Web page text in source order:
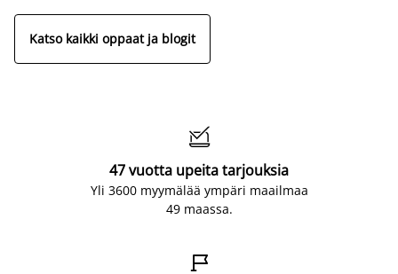
Katso kaikki oppaat ja blogit

47 vuotta upeita tarjouksia
Yli 3600 myymälää ympäri maailmaa
49 maassa.
